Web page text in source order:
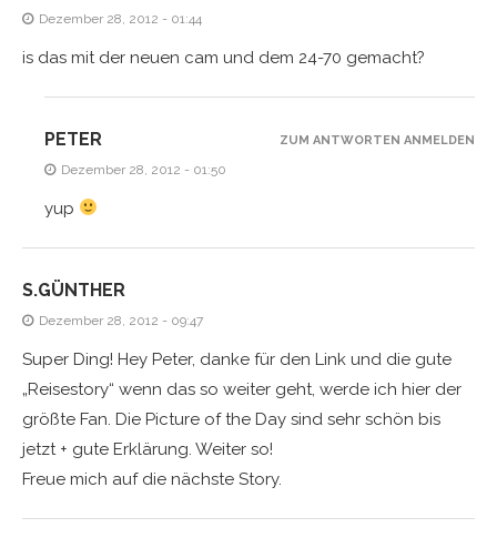
Dezember 28, 2012 - 01:44
is das mit der neuen cam und dem 24-70 gemacht?
PETER
Dezember 28, 2012 - 01:50
yup
ZUM ANTWORTEN ANMELDEN
S.GÜNTHER
Dezember 28, 2012 - 09:47
Super Ding! Hey Peter, danke für den Link und die gute
„Reisestory“ wenn das so weiter geht, werde ich hier der
größte Fan. Die Picture of the Day sind sehr schön bis
jetzt + gute Erklärung. Weiter so!
Freue mich auf die nächste Story.